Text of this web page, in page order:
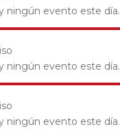
ningún evento este día.
ningún evento este día.
ningún evento este día.